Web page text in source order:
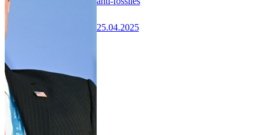
25.04.2025